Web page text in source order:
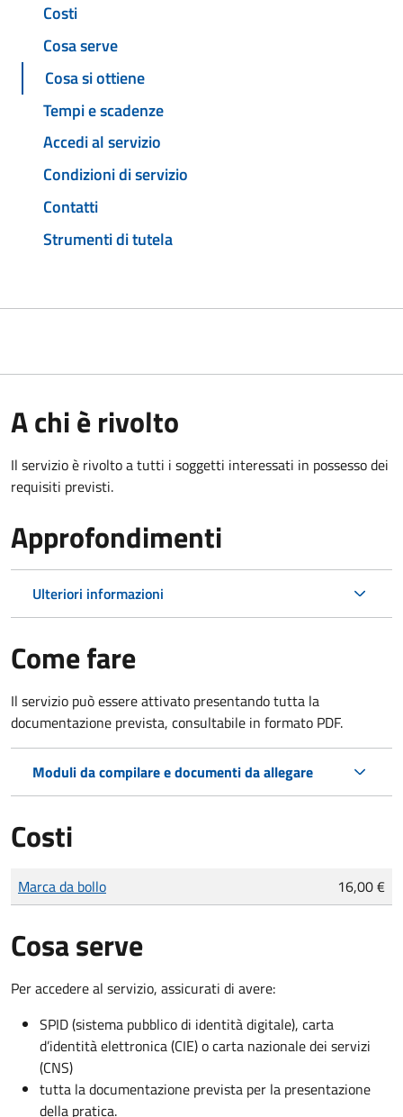
Costi
Cosa serve
Cosa si ottiene
Tempi e scadenze
Accedi al servizio
Condizioni di servizio
Contatti
Strumenti di tutela
A chi è rivolto
Il servizio è rivolto a tutti i soggetti interessati in possesso dei
requisiti previsti.
Approfondimenti
Ulteriori informazioni
Come fare
Il servizio può essere attivato presentando tutta la
documentazione prevista, consultabile in formato PDF.
Moduli da compilare e documenti da allegare
Costi
Tipo di pagamento
Importo
Marca da bollo 16,00 €
Cosa serve
Per accedere al servizio, assicurati di avere:
SPID (sistema pubblico di identità digitale), carta
d’identità elettronica (CIE) o carta nazionale dei servizi
(CNS)
tutta la documentazione prevista per la presentazione
della pratica.